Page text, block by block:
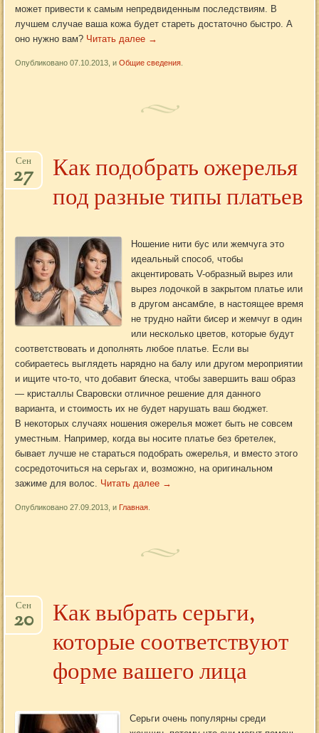
может привести к самым непредвиденным последствиям. В
лучшем случае ваша кожа будет стареть достаточно быстро. А
оно нужно вам? Читать далее →
Опубликовано 07.10.2013, иОбщие сведения
Как подобрать ожерелья
под разные типы платьев
Сен
27
Ношение нити бус или жемчуга это
идеальный способ, чтобы
акцентировать V-образный вырез или
вырез лодочкой в закрытом платье или
в другом ансамбле, в настоящее время
не трудно найти бисер и жемчуг в один
или несколько цветов, которые будут
соответствовать и дополнять любое платье. Если вы
собираетесь выглядеть нарядно на балу или другом мероприятии
и ищите что-то, что добавит блеска, чтобы завершить ваш образ
— кристаллы Сваровски отличное решение для данного
варианта, и стоимость их не будет нарушать ваш бюджет.
В некоторых случаях ношения ожерелья может быть не совсем
уместным. Например, когда вы носите платье без бретелек,
бывает лучше не стараться подобрать ожерелья, и вместо этого
сосредоточиться на серьгах и, возможно, на оригинальном
зажиме для волос. Читать далее →
Опубликовано 27.09.2013, и Главная
Как выбрать серьги,
которые соответствуют
форме вашего лица
Сен
20
Серьги очень популярны среди